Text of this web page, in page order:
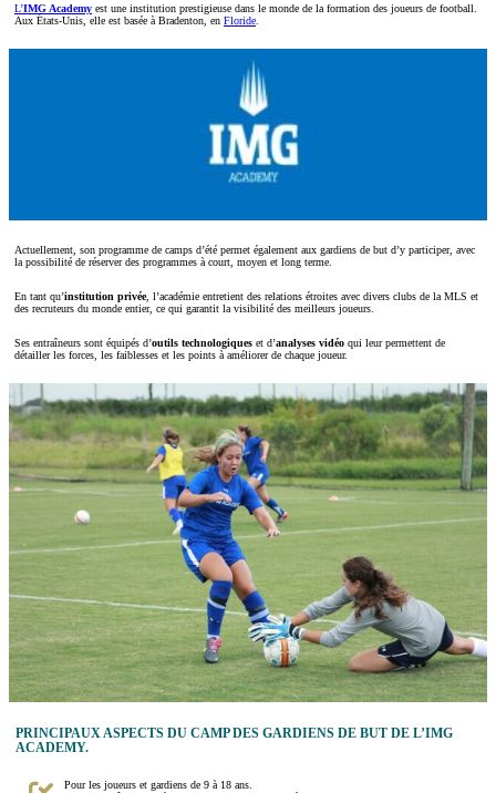
L’IMG Academy est une institution prestigieuse dans le monde de la formation des joueurs de football.
Aux États-Unis, elle est basée à Bradenton, en Floride
Actuellement, son programme de camps d’été permet également aux gardiens de but d’y participer, avec
la possibilité de réserver des programmes à court, moyen et long terme.
En tant qu’institution privée, l’académie entretient des relations étroites avec divers clubs de la MLS et
des recruteurs du monde entier, ce qui garantit la visibilité des meilleurs joueurs.
Ses entraîneurs sont équipés d’outils technologiques et d’analyses vidéo qui leur permettent de
détailler les forces, les faiblesses et les points à améliorer de chaque joueur.
PRINCIPAUX ASPECTS DU CAMP DES GARDIENS DE BUT DE L’IMG
ACADEMY.
Pour les joueurs et gardiens de 9 à 18 ans.